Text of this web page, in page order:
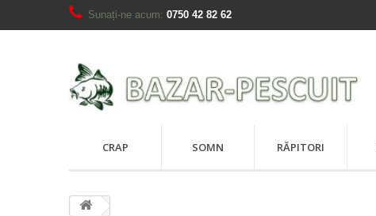
Sunați-ne acum: 0750 42 82 62
CRAP SOMN RĂPITORI